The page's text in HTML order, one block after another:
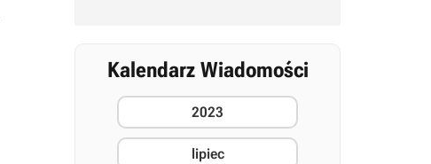
Kalendarz Wiadomości
2023
lipiec